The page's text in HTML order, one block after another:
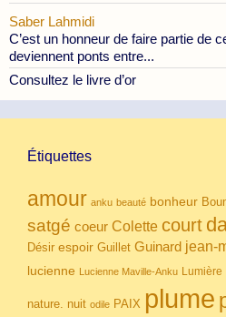
Saber Lahmidi
C’est un honneur de faire partie de
deviennent ponts entre...
Consultez le livre d’or
Étiquettes
amour anku beauté bonheur
satgé coeur Colette court
Désir espoir Guillet Guinard jean-
lucienne Lucienne Maville-Anku Lumière
nature. nuit odile PAIX plume